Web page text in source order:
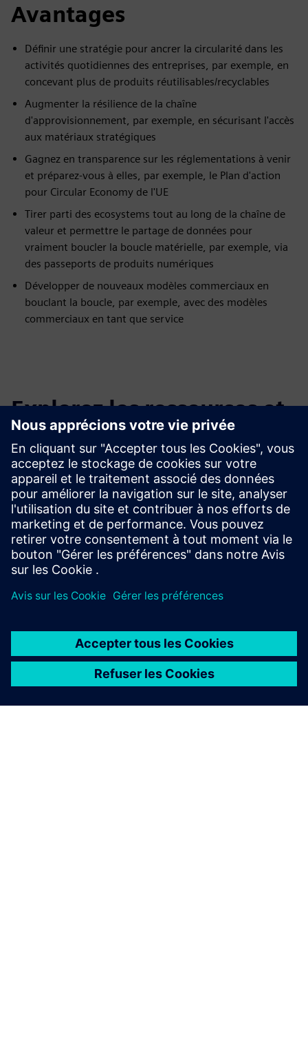
Avantages
Définir une stratégie pour ancrer la circularité dans les
activités quotidiennes des entreprises, par exemple, en
concevant plus de produits réutilisables/recyclables
Augmenter la résilience de la chaîne
d'approvisionnement, par exemple, en sécurisant l'accès
aux matériaux stratégiques
Gagnez en transparence sur les réglementations à venir
et préparez-vous à elles, par exemple, le Plan d'action
pour Circular Economy de l'UE
Tirer parti des ecosystems tout au long de la chaîne de
valeur et permettre le partage de données pour
vraiment boucler la boucle matérielle, par exemple, via
des passeports de produits numériques
Développer de nouveaux modèles commerciaux en
bouclant la boucle, par exemple, avec des modèles
commerciaux en tant que service
Explorez les ressources et
les produits connexes
Renseignements et ressources
supplémentaires
En savoir plus sur le Sustainability